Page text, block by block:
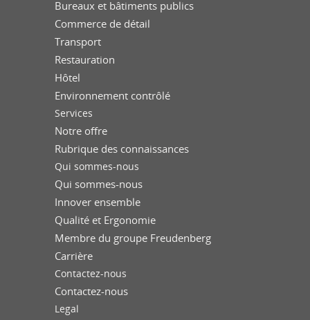
Bureaux et bâtiments publics
Commerce de détail
Transport
Restauration
Hôtel
Environnement contrôlé
Services
Notre offre
Rubrique des connaissances
Qui sommes-nous
Qui sommes-nous
Innover ensemble
Qualité et Ergonomie
Membre du groupe Freudenberg
Carrière
Contactez-nous
Contactez-nous
Legal